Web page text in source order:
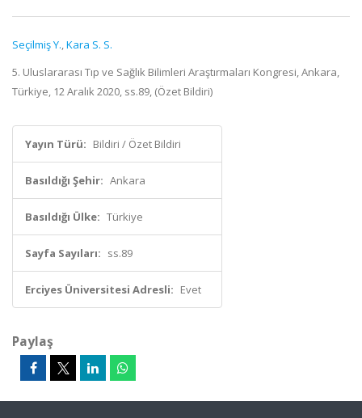
Seçilmiş Y.,Kara S. S.
5. Uluslararası Tıp ve Sağlık Bilimleri Araştırmaları Kongresi, Ankara,
Türkiye, 12 Aralık 2020, ss.89, (Özet Bildiri)
Yayın Türü: Bildiri / Özet Bildiri
Basıldığı Şehir: Ankara
Basıldığı Ülke: Türkiye
Sayfa Sayıları: ss.89
Erciyes Üniversitesi Adresli: Evet
Paylaş